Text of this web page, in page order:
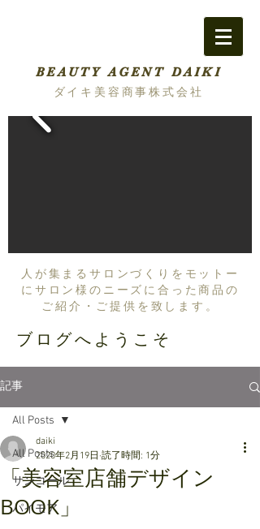
BEAUTY AGENT DAIKI
ダイキ美容商事株式会社
人が集まるサロンづくりをモットー
にサロン様のニーズに合った商品の
ご紹介・ご提供を致します。
ブログへようこそ
記事
All Posts
サンコール
パイモア
All Posts
「美容室店舗デザイン
BOOK」
daiki
2020年2月19日 読了時間: 1分